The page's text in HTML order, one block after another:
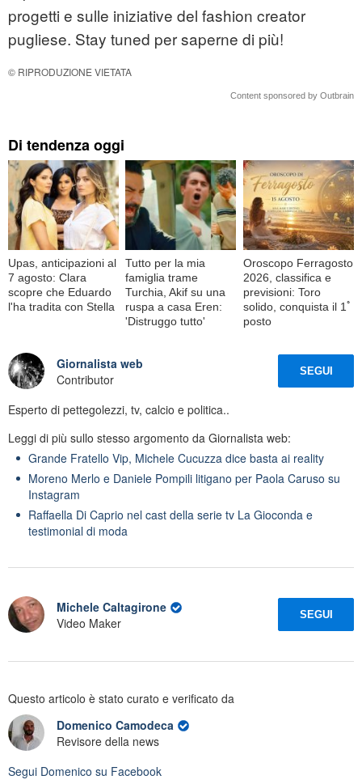
progetti e sulle iniziative del fashion creator
pugliese. Stay tuned per saperne di più!
© RIPRODUZIONE VIETATA
Content sponsored by Outbrain
Di tendenza oggi
Upas, anticipazioni al
7 agosto: Clara
scopre che Eduardo
l'ha tradita con Stella
Tutto per la mia
famiglia trame
Turchia, Akif su una
ruspa a casa Eren:
'Distruggo tutto'
Oroscopo Ferragosto
2026, classifica e
previsioni: Toro
solido, conquista il 1ﾟ
posto
Giornalista web
Contributor
SEGUI
Esperto di pettegolezzi, tv, calcio e politica..
Leggi di più sullo stesso argomento da Giornalista web:
Grande Fratello Vip, Michele Cucuzza dice basta ai reality
Moreno Merlo e Daniele Pompili litigano per Paola Caruso su
Instagram
Raffaella Di Caprio nel cast della serie tv La Gioconda e
testimonial di moda
Michele Caltagirone
Video Maker
SEGUI
Questo articolo è stato curato e verificato da
Domenico Camodeca
Revisore della news
Segui Domenico su Facebook